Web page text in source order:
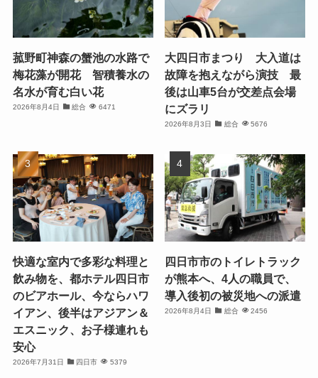
菰野町神森の蟹池の水路で
梅花藻が開花 智積養水の
名水が育む白い花
2026年8月4日 総合 6471
大四日市まつり 大入道は
故障を抱えながら演技 最
後は山車5台が交差点会場
にズラリ
2026年8月3日 総合 5676
快適な室内で多彩な料理と
飲み物を、都ホテル四日市
のビアホール、今ならハワ
イアン、後半はアジアン＆
エスニック、お子様連れも
安心
2026年7月31日 四日市 5379
四日市市のトイレトラック
が熊本へ、4人の職員で、
導入後初の被災地への派遣
2026年8月4日 総合 2456